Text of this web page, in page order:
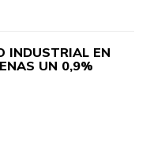
INDUSTRIAL EN
UN 0,9%